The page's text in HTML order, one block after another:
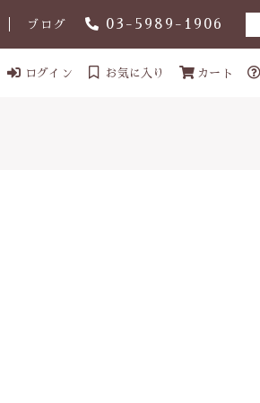
ブログ 03-5989-1906
ログイン お気に入り カート